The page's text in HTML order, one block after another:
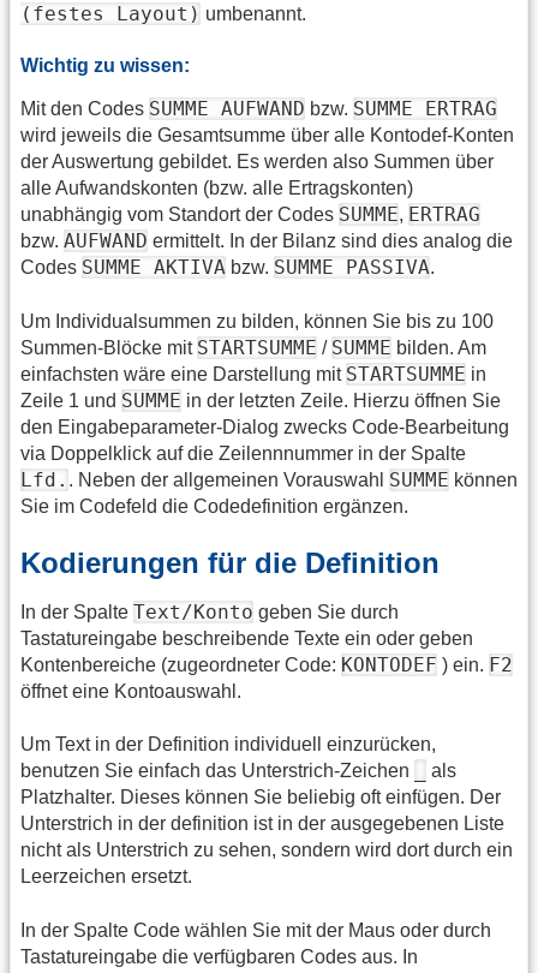
(festes Layout) umbenannt.
Wichtig zu wissen:
Mit den Codes SUMME AUFWAND bzw. SUMME ERTRAG
wird jeweils die Gesamtsumme über alle Kontodef-Konten
der Auswertung gebildet. Es werden also Summen über
alle Aufwandskonten (bzw. alle Ertragskonten)
unabhängig vom Standort der Codes SUMME, ERTRAG
bzw. AUFWAND ermittelt. In der Bilanz sind dies analog die
Codes SUMME AKTIVA bzw. SUMME PASSIVA.
Um Individualsummen zu bilden, können Sie bis zu 100
Summen-Blöcke mit STARTSUMME / SUMME bilden. Am
einfachsten wäre eine Darstellung mit STARTSUMME in
Zeile 1 und SUMME in der letzten Zeile. Hierzu öffnen Sie
den Eingabeparameter-Dialog zwecks Code-Bearbeitung
via Doppelklick auf die Zeilennnummer in der Spalte
Lfd. . Neben der allgemeinen Vorauswahl SUMME können
Sie im Codefeld die Codedefinition ergänzen.
Kodierungen für die Definition
In der Spalte Text/Konto geben Sie durch
Tastatureingabe beschreibende Texte ein oder geben
Kontenbereiche (zugeordneter Code: KONTODEF ) ein. F2
öffnet eine Kontoauswahl.
Um Text in der Definition individuell einzurücken,
benutzen Sie einfach das Unterstrich-Zeichen
als
Platzhalter. Dieses können Sie beliebig oft einfügen. Der
Unterstrich in der definition ist in der ausgegebenen Liste
nicht als Unterstrich zu sehen, sondern wird dort durch ein
Leerzeichen ersetzt.
In der Spalte Code wählen Sie mit der Maus oder durch
Tastatureingabe die verfügbaren Codes aus. In